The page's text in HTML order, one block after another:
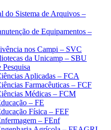
do Sistema de Arquivos –
de Equipamentos –
nos Campi – SVC
da Unicamp – SBU
Aplicadas – FCA
Farmacêuticas – FCF
Médicas – FCM
– FE
Física – FEF
– FEnf